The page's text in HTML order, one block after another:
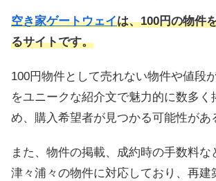
空き家ゲートウェイは、100円の物件
るサイトです。
100円物件として売れない物件や値段
をユニークな紹介文で魅力的に数多く
め、購入希望者が見つかる可能性があ
また、物件の掲載、成約時の手数料な
津々浦々の物件に対応しており、再建